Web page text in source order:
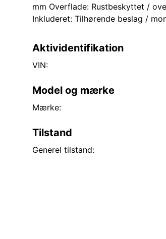
mm Overflade: Rustbeskyttet /
Inkluderet: Tilhørende beslag /
Aktividentifikation
VIN:
Model og mærke
Mærke:
Tilstand
Generel tilstand: